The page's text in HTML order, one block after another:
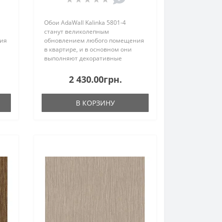
Обои AdaWall Kalinka 5801-4
станут великолепным
обновлением любого помещения
в квартире, и в основном они
выполняют декоративные
на освещённость помещения, не
забывайте об этом, так как,
покрывается вся стена от потол..
2 430.00грн.
В КОРЗИНУ